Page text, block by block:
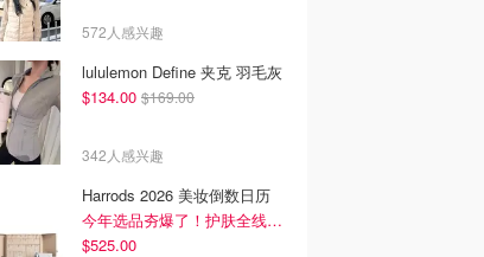
572人感兴趣
lululemon Define 夹克 羽毛灰
$134.00 $169.00
342人感兴趣
Harrods 2026 美妆倒数日历
今年选品夯爆了！护肤全线都很绝
$525.00